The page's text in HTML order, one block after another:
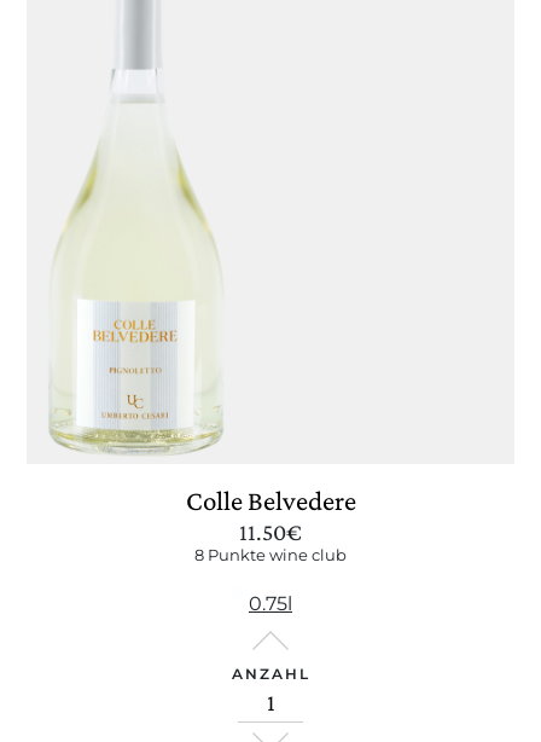
Colle Belvedere
11.50€
8 Punkte wine club
0.75l
ANZAHL